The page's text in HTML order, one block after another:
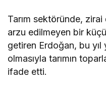
Tarım sektöründe, zirai
arzu edilmeyen bir
getiren Erdoğan, bu yıl
olmasıyla tarımın
ifade etti.